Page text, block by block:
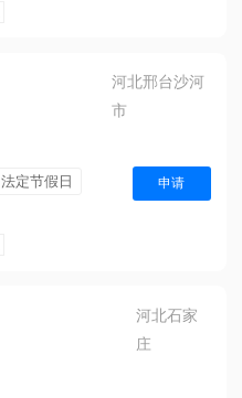
河北邢台沙河
市
法定节假日
申请
河北石家
庄